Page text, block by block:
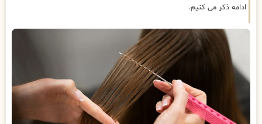
ادامه ذکر می کنیم.